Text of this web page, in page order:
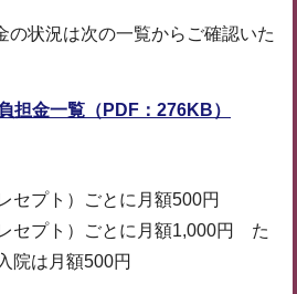
の状況は次の一覧からご確認いた
担金一覧（PDF：276KB）
セプト）ごとに月額500円
セプト）ごとに月額1,000円 た
院は月額500円